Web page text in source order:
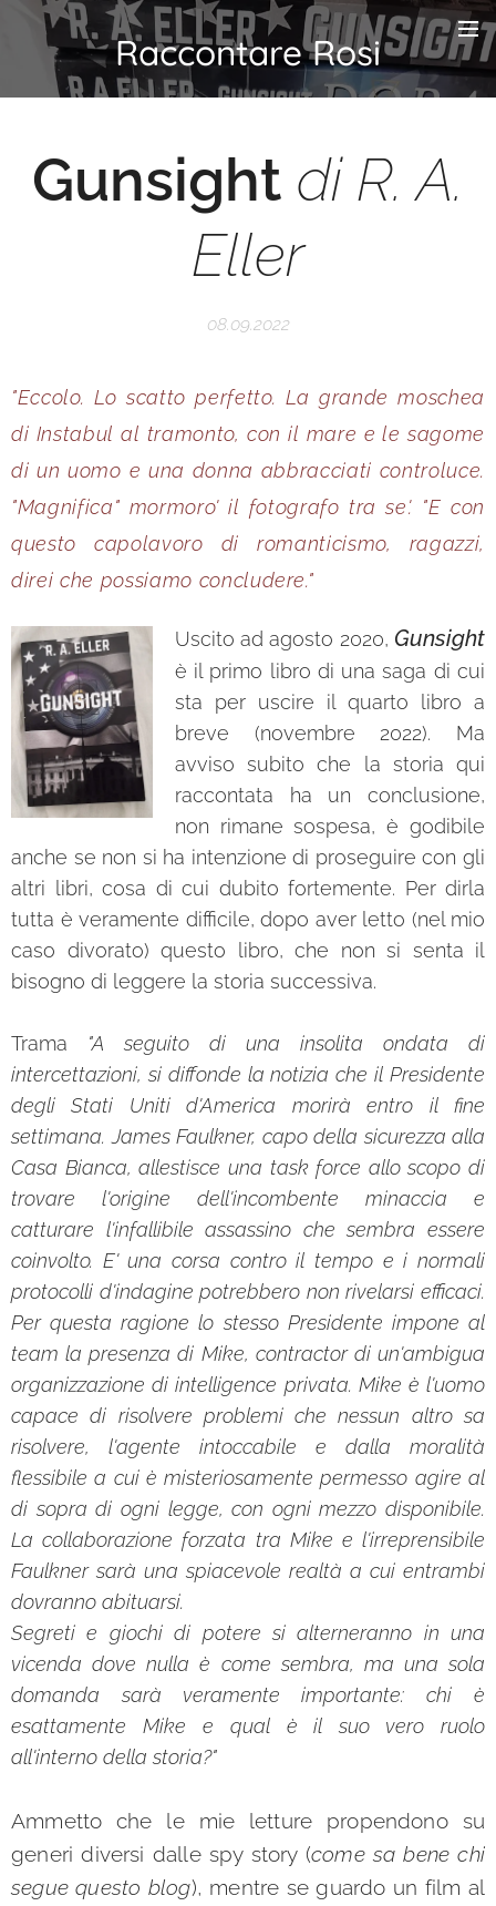
Raccontare Rosi
Gunsight di R. A.
Eller
08.09.2022
"Eccolo. Lo scatto perfetto. La grande moschea
di Instabul al tramonto, con il mare e le sagome
di un uomo e una donna abbracciati controluce.
"Magnifica" mormoro' il fotografo tra se'. "E con
questo capolavoro di romanticismo, ragazzi,
direi che possiamo concludere."
Uscito ad agosto 2020, Gunsight
è il primo libro di una saga di cui
sta per uscire il quarto libro a
breve (novembre 2022). Ma
avviso subito che la storia qui
raccontata ha un conclusione,
non rimane sospesa, è godibile
anche se non si ha intenzione di proseguire con gli
altri libri, cosa di cui dubito fortemente. Per dirla
tutta è veramente difficile, dopo aver letto (nel mio
caso divorato) questo libro, che non si senta il
bisogno di leggere la storia successiva.
Trama "A seguito di una insolita ondata di
intercettazioni, si diffonde la notizia che il Presidente
degli Stati Uniti d'America morirà entro il fine
settimana. James Faulkner, capo della sicurezza alla
Casa Bianca, allestisce una task force allo scopo di
trovare l'origine dell'incombente minaccia e
catturare l'infallibile assassino che sembra essere
coinvolto. E' una corsa contro il tempo e i normali
protocolli d'indagine potrebbero non rivelarsi efficaci.
Per questa ragione lo stesso Presidente impone al
team la presenza di Mike, contractor di un'ambigua
organizzazione di intelligence privata. Mike è l'uomo
capace di risolvere problemi che nessun altro sa
risolvere, l'agente intoccabile e dalla moralità
flessibile a cui è misteriosamente permesso agire al
di sopra di ogni legge, con ogni mezzo disponibile.
La collaborazione forzata tra Mike e l'irreprensibile
Faulkner sarà una spiacevole realtà a cui entrambi
dovranno abituarsi.
Segreti e giochi di potere si alterneranno in una
vicenda dove nulla è come sembra, ma una sola
domanda sarà veramente importante: chi è
esattamente Mike e qual è il suo vero ruolo
all'interno della storia?"
Ammetto che le mie letture propendono su
generi diversi dalle spy story (come sa bene chi
segue questo blog), mentre se guardo un film al